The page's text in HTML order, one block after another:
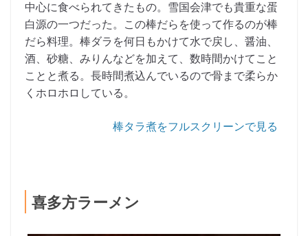
中心に食べられてきたもの。雪国会津でも貴重な蛋
白源の一つだった。この棒だらを使って作るのが棒
だら料理。棒ダラを何日もかけて水で戻し、醤油、
酒、砂糖、みりんなどを加えて、数時間かけてこと
ことと煮る。長時間煮込んでいるので骨まで柔らか
くホロホロしている。
棒タラ煮をフルスクリーンで見る
喜多方ラーメン